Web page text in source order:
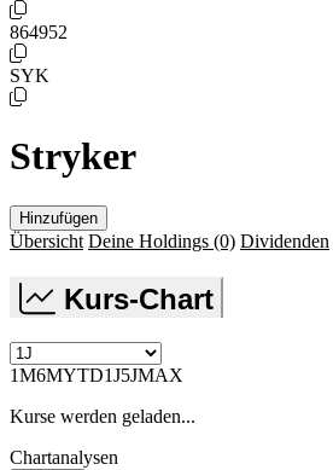
864952
SYK
Stryker
Hinzufügen
Übersicht Deine Holdings (0) Dividenden
Kurs-Chart
1M6MYTD1J5JMAX
Kurse werden geladen...
Chartanalysen